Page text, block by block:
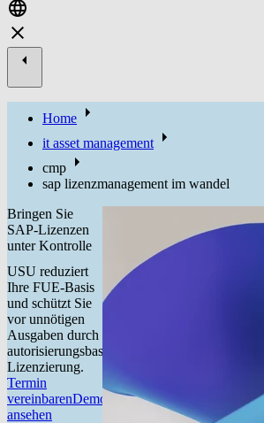
Home
it asset management
cmp
sap lizenzmanagement im wandel
Bringen Sie
SAP-Lizenzen
unter Kontrolle
USU reduziert
Ihre FUE-Basis
und schützt Sie
vor unnötigen
Ausgaben durch
autorisierungsbasierte
Lizenzierung.
Termin
vereinbarenDemo
ansehen